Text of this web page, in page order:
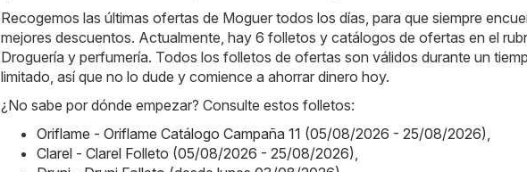
Recogemos las últimas ofertas de Moguer todos los días, para que siempre
mejores descuentos. Actualmente, hay 6 folletos y catálogos de ofertas en el
Droguería y perfumería. Todos los folletos de ofertas son válidos durante un
limitado, así que no lo dude y comience a ahorrar dinero hoy.
¿No sabe por dónde empezar? Consulte estos folletos:
Oriflame - Oriflame Catálogo Campaña 11 (05/08/2026 - 25/08/2026),
Clarel - Clarel Folleto (05/08/2026 - 25/08/2026),